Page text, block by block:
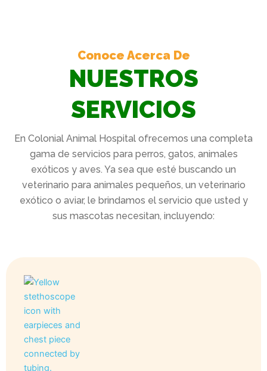
Conoce Acerca De
NUESTROS
SERVICIOS
En Colonial Animal Hospital ofrecemos una completa
gama de servicios para perros, gatos, animales
exóticos y aves. Ya sea que esté buscando un
veterinario para animales pequeños, un veterinario
exótico o aviar, le brindamos el servicio que usted y
sus mascotas necesitan, incluyendo: